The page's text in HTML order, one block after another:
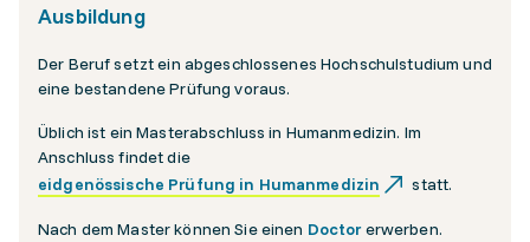
Ausbildung
Der Beruf setzt ein abgeschlossenes Hochschulstudium und
eine bestandene Prüfung voraus.
Üblich ist ein Masterabschluss in Humanmedizin. Im
Anschluss findet die
eidgenössische Prüfung in Humanmedizin
statt.
Nach dem Master können Sie einen Doctorerwerben.